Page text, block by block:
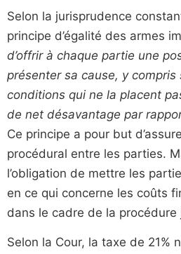
Selon la jurisprudence
principe d’égalité des armes
d’offrir à chaque partie une
présenter sa cause, y
conditions qui ne la placent
de net désavantage par
Ce principe a pour but
procédural entre les parties.
l’obligation de mettre les
en ce qui concerne les coûts
dans le cadre de la procédure
Selon la Cour, la taxe de 21%